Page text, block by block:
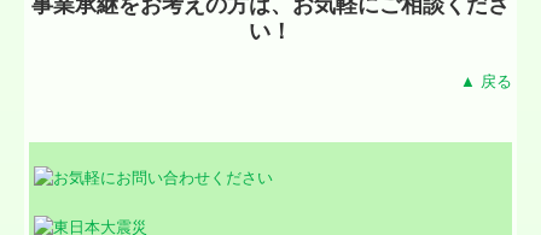
い！
▲ 戻る